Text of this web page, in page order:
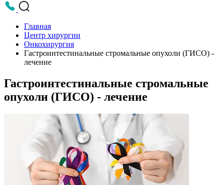
Главная
Центр хирургии
Онкохирургия
Гастроинтестинальные стромальные опухоли (ГИСО) -
лечение
Гастроинтестинальные стромальные
опухоли (ГИСО) - лечение